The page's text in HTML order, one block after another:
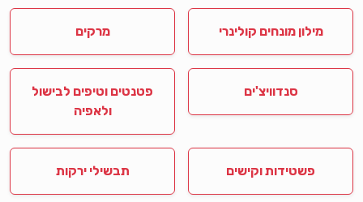
מילון מונחים קולינרי מרקים
סנדוויצ'ים
פטנטים וטיפים לבישול
ולאפיה
פשטידות וקישים תבשילי ירקות